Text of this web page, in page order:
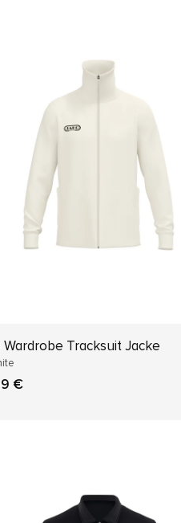
Wardrobe Tracksuit Jacke
€